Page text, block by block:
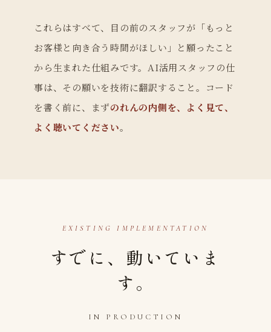
これらはすべて、目の前のスタッフが「もっと
お客様と向き合う時間がほしい」と願ったこと
から生まれた仕組みです。AI活用スタッフの仕
事は、その願いを技術に翻訳すること。コード
を書く前に、まずのれんの内側を、よく見て、
よく聴いてください。
EXISTING IMPLEMENTATION
すでに、動いていま
す。
IN PRODUCTION